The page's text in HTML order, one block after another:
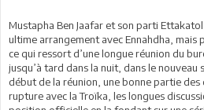
Mustapha Ben Jaafar et son parti
ultime arrangement avec Ennahdha, mais
ce qui ressort d’une longue réunion du
jusqu’à tard dans la nuit, dans le nouveau
début de la réunion, une bonne partie
rupture avec la Troïka, les longues